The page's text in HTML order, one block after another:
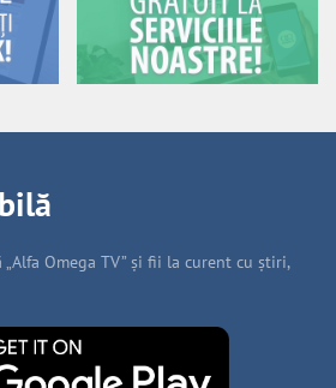
Omega TV” și fii la curent cu știri,